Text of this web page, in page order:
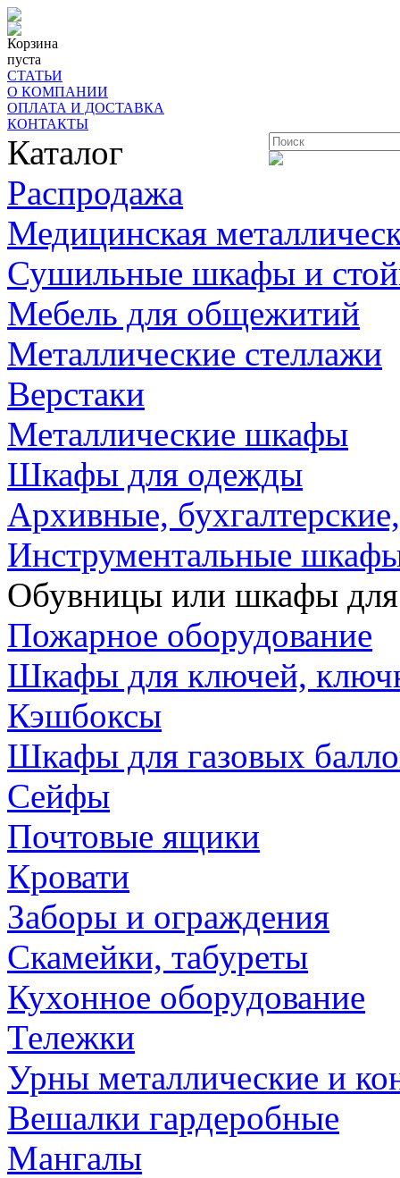
Корзина
пуста
СТАТЬИ
О КОМПАНИИ
ОПЛАТА И ДОСТАВКА
КОНТАКТЫ
Каталог
Распродажа
Медицинская
Сушильные шкафы и
Мебель для общежитий
Металлические стеллажи
Верстаки
Металлические шкафы
Шкафы для одежды
Архивные,
Инструментальные
Обувницы или шкафы
Пожарное оборудование
Шкафы для ключей,
Кэшбоксы
Шкафы для газовых
Сейфы
Почтовые ящики
Кровати
Заборы и ограждения
Скамейки, табуреты
Кухонное оборудование
Тележки
Урны металлические и
Вешалки гардеробные
Мангалы